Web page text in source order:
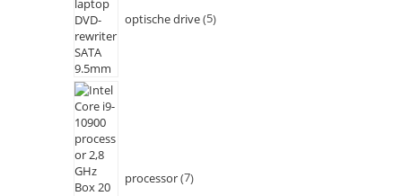
optische drive 5
processor 7